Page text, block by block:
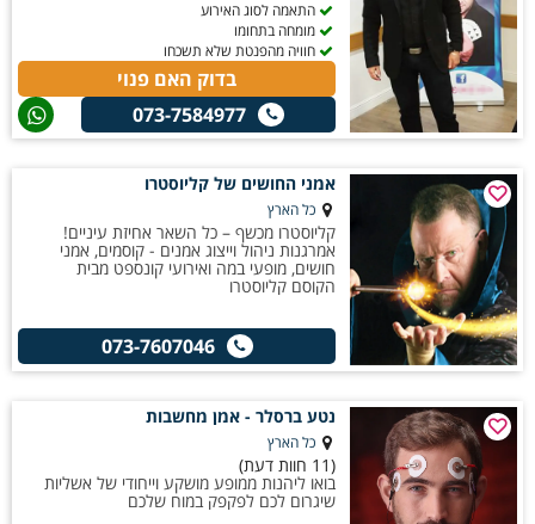
התאמה לסוג האירוע
מומחה בתחומו
חוויה מהפנטת שלא תשכחו
בדוק האם פנוי
073-7584977
אמני החושים של קליוסטרו
כל הארץ
קליוסטרו מכשף – כל השאר אחיזת עיניים!
אמרגנות ניהול וייצוג אמנים - קוסמים, אמני
חושים, מופעי במה ואירועי קונספט מבית
הקוסם קליוסטרו
073-7607046
נטע ברסלר - אמן מחשבות
כל הארץ
(11 חוות דעת)
בואו ליהנות ממופע מושקע וייחודי של אשליות
שיגרום לכם לפקפק במוח שלכם